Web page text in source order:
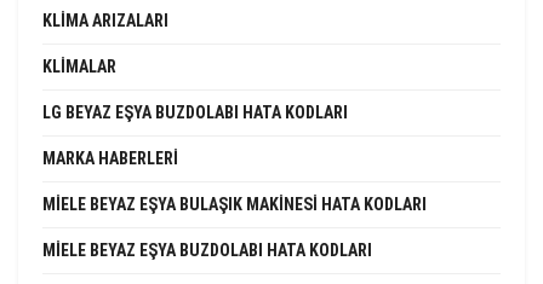
KLIMA ARIZALARI
KLIMALAR
LG BEYAZ EŞYA BUZDOLABI HATA KODLARI
MARKA HABERLERI
MIELE BEYAZ EŞYA BULAŞIK MAKINESI HATA KODLARI
MIELE BEYAZ EŞYA BUZDOLABI HATA KODLARI